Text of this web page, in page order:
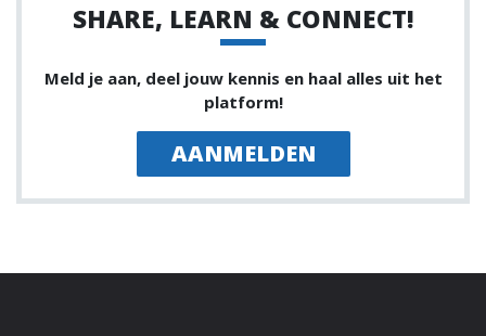
SHARE, LEARN & CONNECT!
Meld je aan, deel jouw kennis en haal alles uit het
platform!
AANMELDEN